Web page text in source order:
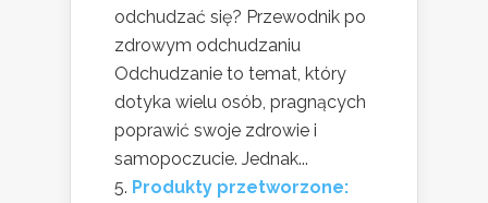
odchudzać się? Przewodnik po
zdrowym odchudzaniu
Odchudzanie to temat, który
dotyka wielu osób, pragnących
poprawić swoje zdrowie i
samopoczucie. Jednak...
Produkty przetworzone: